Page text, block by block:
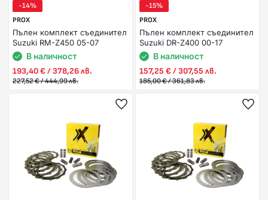
-14%
PROX
Пълен комплект съединител
Suzuki RM-Z450 05-07
В наличност
193,40 € / 378,26 лв.
227,52 € / 444,99 лв.
-15%
PROX
Пълен комплект съединител
Suzuki DR-Z400 00-17
В наличност
157,25 € / 307,55 лв.
185,00 € / 361,83 лв.